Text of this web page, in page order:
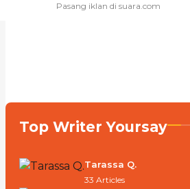
Top Writer Yoursay
Tarassa Q.
33 Articles